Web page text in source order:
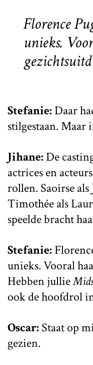
Florence
unieks.
Stefanie: Daar
stilgestaan. Maar
Jihane: De
actrices en
rollen. Saoirse als
Timothée als
speelde bracht
Stefanie:
unieks. Vooral
Hebben jullie
ook de hoofdrol
Oscar: Staat op
gezien.